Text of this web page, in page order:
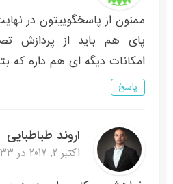
ممنون از پاسخگوییتون در
پای هم باید از پردازش
امکانات دیگه ای هم داره که
پاسخ
اروند طباطبایی
اکتبر 2, 2017 در 8:33 ب.ظ